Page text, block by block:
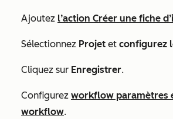
Ajoutez l’action Créer une fiche
Sélectionnez Projet et configurez
Cliquez sur Enregistrer.
Configurez workflow paramètres
workflow.